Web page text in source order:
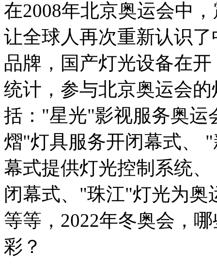
在2008年北京奥运会中
让全球人再次重新认识
品牌，国产灯光设备在
统计，参与北京奥运会
括："星光"影视服务奥运
熠"灯具服务开闭幕式、
幕式提供灯光控制系统
闭幕式、"珠江"灯光为
等等，2022年冬奥会，
彩？